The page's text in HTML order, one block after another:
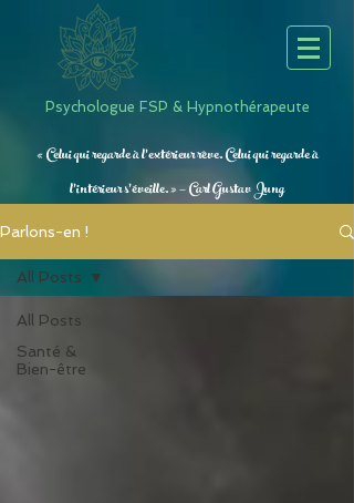
Psychologue FSP & Hypnothérapeute
« Celui qui regarde à l’extérieur rêve. Celui qui regarde à
l’intérieur s’éveille. » — Carl Gustav Jung
Parlons-en !
All Posts
Santé &
Bien-être
All Posts